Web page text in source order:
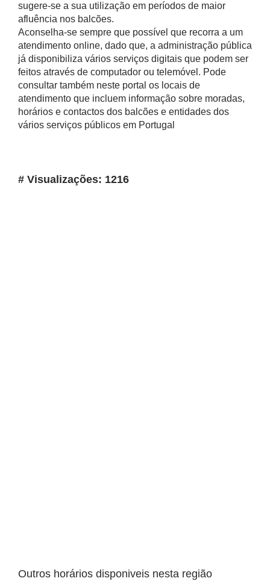
sugere-se a sua utilização em períodos de maior
afluência nos balcões.
Aconselha-se sempre que possível que recorra a um
atendimento online, dado que, a administração pública
já disponibiliza vários serviços digitais que podem ser
feitos através de computador ou telemóvel. Pode
consultar também neste portal os locais de
atendimento que incluem informação sobre moradas,
horários e contactos dos balcões e entidades dos
vários serviços públicos em Portugal
# Visualizações: 1216
Outros horários disponiveis nesta região